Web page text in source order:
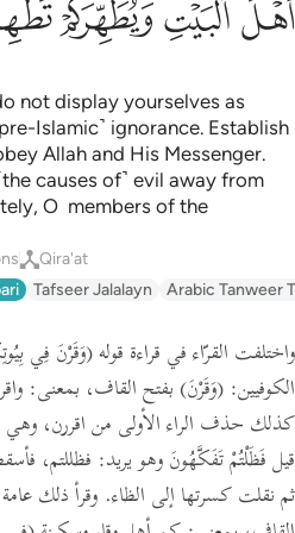
ﱽﱾﱿ
not display yourselves as
Islamic˺ ignorance. Establish
Allah and His Messenger.
causes of˺ evil away from
O members of the
Qira'at
Tafseer Jalalayn Arabic Tanweer
واختلفت القرّاء في قراءة قوله(وَقَرْنَ فِي
الكوفيين: (وَقَرْنَ) بفتح القاف، بمعنى:
كذلك حذف الراء الأولى من اقررن، وهي
قيل فَظَلْتُمْ تَفَكَّهُونَ وهو يريد: فظللتم،
ثم نقلت كسرتها إلى الظاء. وقرأ ذلك عامة